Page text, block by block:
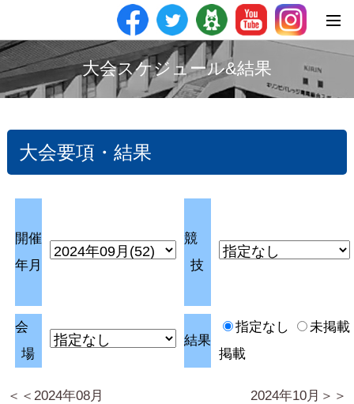
大会スケジュール&結果
大会要項・結果
開催
年月
競
技
会
場
結果
指定なし
未掲載
掲載
＜＜2024年08月 2024年10月＞＞